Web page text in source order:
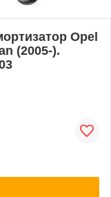
Opel
(2005-).